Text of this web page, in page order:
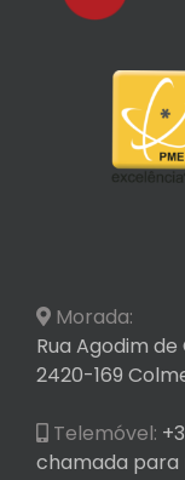
Morada:
Rua Agodim
2420-169
Telemóvel:
chamada para